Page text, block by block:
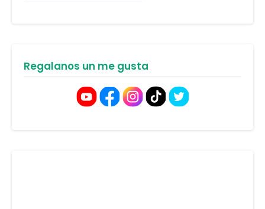
Regalanos un me gusta